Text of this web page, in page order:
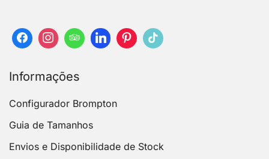
Informações
Configurador Brompton
Guia de Tamanhos
Envios e Disponibilidade de Stock